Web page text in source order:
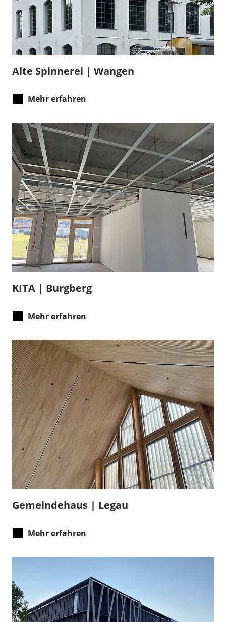
Alte Spinnerei | Wangen
Mehr erfahren
KITA | Burgberg
Mehr erfahren
Gemeindehaus | Legau
Mehr erfahren